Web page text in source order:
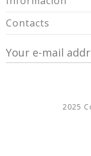
Contacts
2025